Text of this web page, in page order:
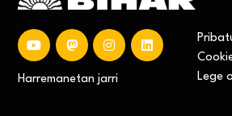
Harremanetan jarri
Lege